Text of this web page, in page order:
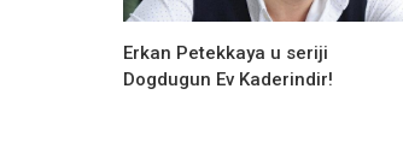
Erkan Petekkaya u seriji
Dogdugun Ev Kaderindir!
Novosti